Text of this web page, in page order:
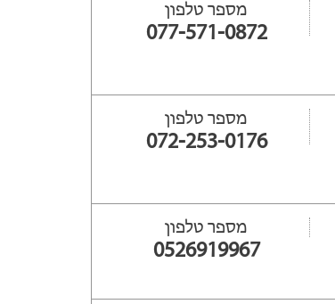
מספר טלפון
077-571-0872
מספר טלפון
072-253-0176
מספר טלפון
0526919967